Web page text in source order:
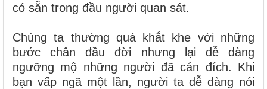
có sẵn trong đầu người quan sát.
Chúng ta thường quá khắt khe với những
bước chân đầu đời nhưng lại dễ dàng
ngưỡng mộ những người đã cán đích. Khi
bạn vấp ngã một lần, người ta dễ dàng nói